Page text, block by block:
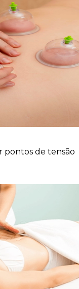
pontos de tensão